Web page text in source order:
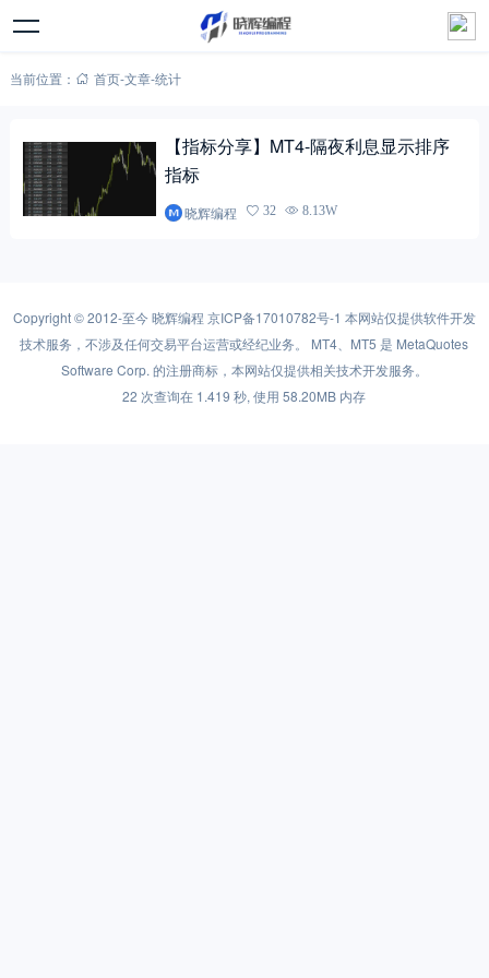
当前位置： 首页-文章-统计
【指标分享】MT4-隔夜利息显示排序
指标
晓辉编程 32 8.13W
Copyright © 2012-至今晓辉编程 京ICP备17010782号-1 本网站仅提供软件开发
技术服务，不涉及任何交易平台运营或经纪业务。 MT4、MT5 是 MetaQuotes
Software Corp. 的注册商标，本网站仅提供相关技术开发服务。
22 次查询在 1.419 秒, 使用 58.20MB 内存